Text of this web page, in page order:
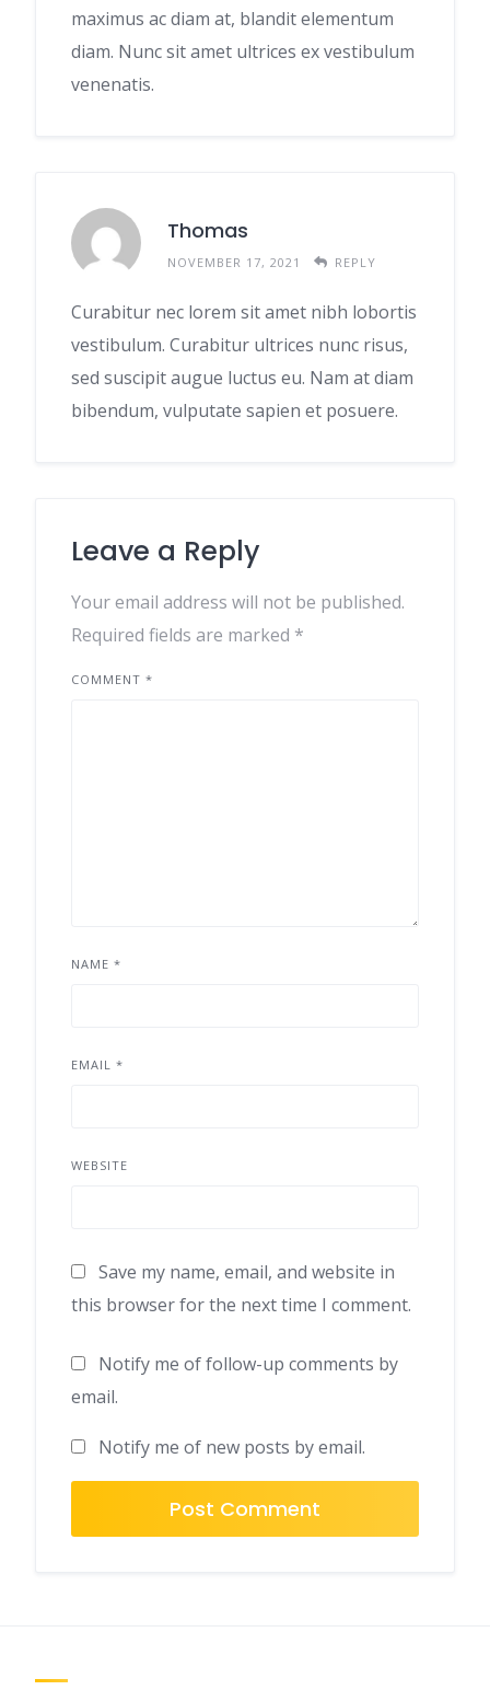
maximus ac diam at, blandit elementum
diam. Nunc sit amet ultrices ex vestibulum
venenatis.
Thomas
NOVEMBER 17, 2021 REPLY
Curabitur nec lorem sit amet nibh lobortis
vestibulum. Curabitur ultrices nunc risus,
sed suscipit augue luctus eu. Nam at diam
bibendum, vulputate sapien et posuere.
Leave a Reply
Your email address will not be published.
Required fields are marked *
COMMENT *
NAME *
EMAIL *
WEBSITE
Save my name, email, and website in
this browser for the next time I comment.
Notify me of follow-up comments by
email.
Notify me of new posts by email.